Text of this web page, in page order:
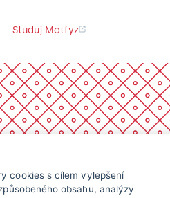
Studuj Matfyz
cookies s cílem vylepšení
obsahu, analýzy